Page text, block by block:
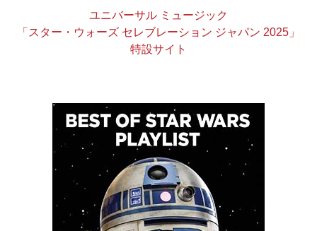
ユニバーサル ミュージック
「スター・ウォーズ セレブレーション ジャパン 2025」
特設サイト